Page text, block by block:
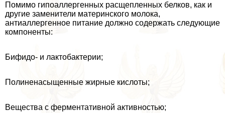
Помимо гипоаллергенных расщепленных белков, как и
другие заменители материнского молока,
антиаллергенное питание должно содержать следующие
компоненты:
Бифидо- и лактобактерии;
Полиненасыщенные жирные кислоты;
Вещества с ферментативной активностью;